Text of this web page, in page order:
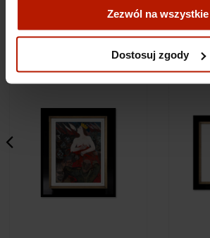
Więcej o plikach cookies przeczytasz
Zezwól na wszystkie
Dostosuj zgody
powiązane